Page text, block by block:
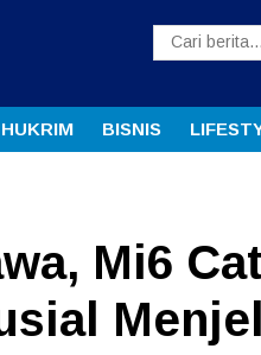
HUKRIM BISNIS
Mi6